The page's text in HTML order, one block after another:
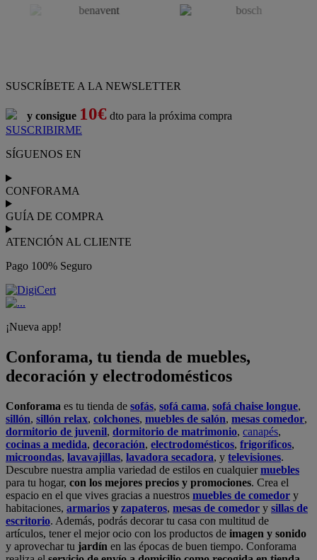
SUSCRÍBETE A LA NEWSLETTER
y consigue 10€ dto para la próxima compra
SUSCRIBIRME
SÍGUENOS EN
CONFORAMA
GUÍA DE COMPRA
ATENCIÓN AL CLIENTE
Pago 100% Seguro
¡Nueva app!
Conforama, tu tienda de muebles,
decoración y electrodomésticos
Conforama es tu tienda de sofás, sofá cama, sofá chaise longue,
sillón, sillón relax, colchones, muebles de salón, mesas comedor,
dormitorio de juvenil, dormitorio de matrimonio, canapés,
cocinas a medida, decoración, electrodomésticos, frigoríficos,
microondas, lavavajillas, lavadora secadora, y televisiones.
Descubre nuestra amplia variedad de estilos en cualquiermuebles
para tu hogar, con los mejores precios y promociones. Crea el
espacio en el que vives gracias a nuestros muebles de comedor y
habitaciones, armarios y zapateros, mesas de comedor y sillas de
escritorio. Además, podrás decorar tu casa con multitud de
artículos, tener el mejor ocio con los productos de imagen y sonido
y aprovechar tu jardín en las épocas de buen tiempo. Conforama